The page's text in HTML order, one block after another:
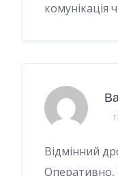
комунікація
Відмінний
Оперативно,